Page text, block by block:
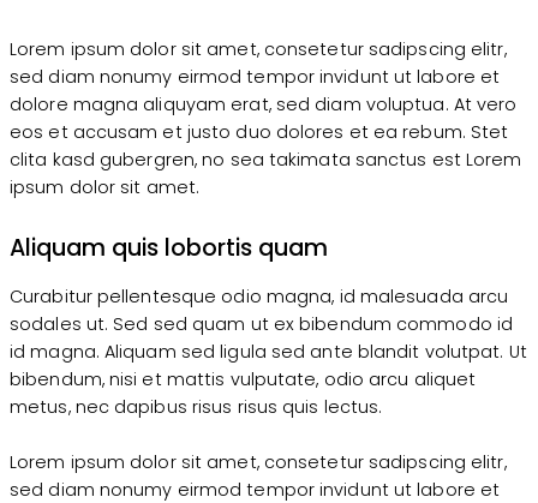
Lorem ipsum dolor sit amet, consetetur sadipscing elitr,
sed diam nonumy eirmod tempor invidunt ut labore et
dolore magna aliquyam erat, sed diam voluptua. At vero
eos et accusam et justo duo dolores et ea rebum. Stet
clita kasd gubergren, no sea takimata sanctus est Lorem
ipsum dolor sit amet.
Aliquam quis lobortis quam
Curabitur pellentesque odio magna, id malesuada arcu
sodales ut. Sed sed quam ut ex bibendum commodo id
id magna. Aliquam sed ligula sed ante blandit volutpat. Ut
bibendum, nisi et mattis vulputate, odio arcu aliquet
metus, nec dapibus risus risus quis lectus.
Lorem ipsum dolor sit amet, consetetur sadipscing elitr,
sed diam nonumy eirmod tempor invidunt ut labore et